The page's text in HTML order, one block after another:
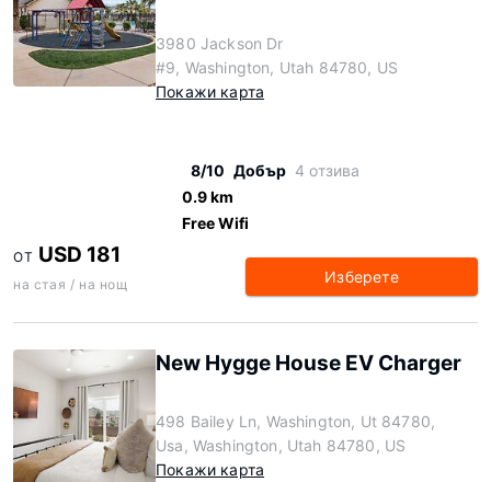
3980 Jackson Dr
#9, Washington, Utah 84780, US
Покажи карта
8/10 Добър 4 отзива
0.9 km
Free Wifi
ОТ USD 181
на стая / на нощ Изберете
New Hygge House EV Charger
498 Bailey Ln, Washington, Ut 84780,
Usa, Washington, Utah 84780, US
Покажи карта